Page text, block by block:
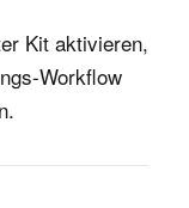
Kit aktivieren,
Workflow